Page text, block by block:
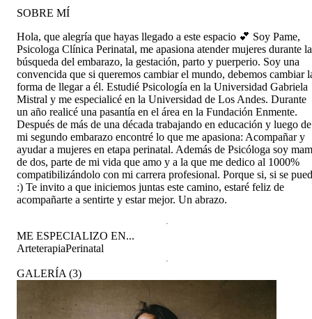
SOBRE MÍ
Hola, que alegría que hayas llegado a este espacio 💕 Soy Pame,
Psicologa Clínica Perinatal, me apasiona atender mujeres durante la
búsqueda del embarazo, la gestación, parto y puerperio. Soy una
convencida que si queremos cambiar el mundo, debemos cambiar
forma de llegar a él. Estudié Psicología en la Universidad Gabriela
Mistral y me especialicé en la Universidad de Los Andes. Durante
un año realicé una pasantía en el área en la Fundación Enmente.
Después de más de una década trabajando en educación y luego de
mi segundo embarazo encontré lo que me apasiona: Acompañar y
ayudar a mujeres en etapa perinatal. Además de Psicóloga soy
de dos, parte de mi vida que amo y a la que me dedico al 1000%
compatibilizándolo con mi carrera profesional. Porque si, si se
:) Te invito a que iniciemos juntas este camino, estaré feliz de
acompañarte a sentirte y estar mejor. Un abrazo.
ME ESPECIALIZO EN...
ArteterapiaPerinatal
GALERÍA (3)